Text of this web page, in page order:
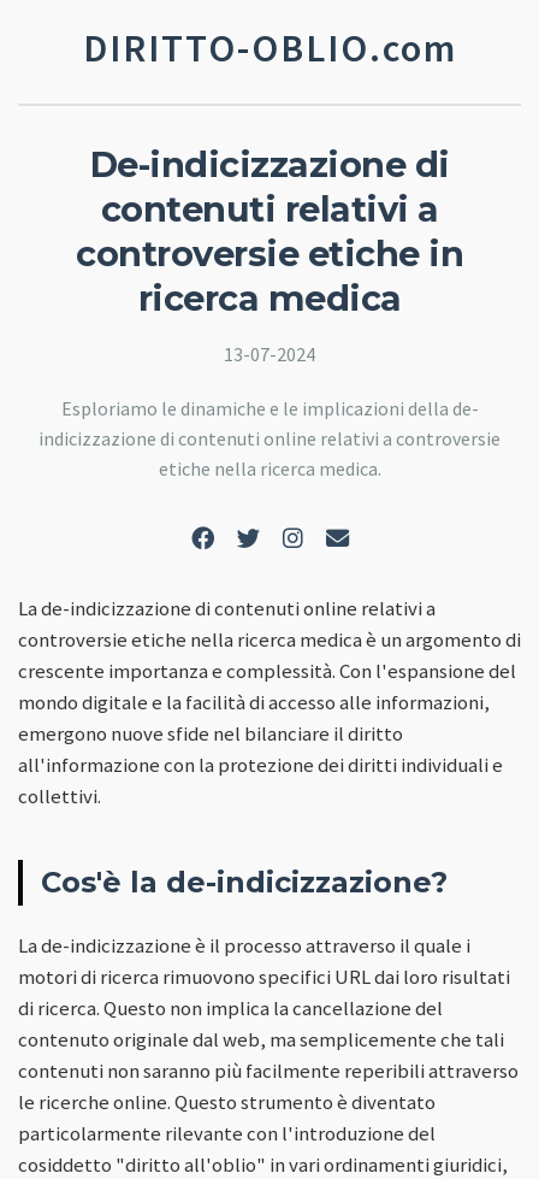
DIRITTO-OBLIO.com
De-indicizzazione di
contenuti relativi a
controversie etiche in
ricerca medica
13-07-2024
Esploriamo le dinamiche e le implicazioni della de-
indicizzazione di contenuti online relativi a controversie
etiche nella ricerca medica.
La de-indicizzazione di contenuti online relativi a
controversie etiche nella ricerca medica è un argomento di
crescente importanza e complessità. Con l'espansione del
mondo digitale e la facilità di accesso alle informazioni,
emergono nuove sfide nel bilanciare il diritto
all'informazione con la protezione dei diritti individuali e
collettivi.
Cos'è la de-indicizzazione?
La de-indicizzazione è il processo attraverso il quale i
motori di ricerca rimuovono specifici URL dai loro risultati
di ricerca. Questo non implica la cancellazione del
contenuto originale dal web, ma semplicemente che tali
contenuti non saranno più facilmente reperibili attraverso
le ricerche online. Questo strumento è diventato
particolarmente rilevante con l'introduzione del
cosiddetto "diritto all'oblio" in vari ordinamenti giuridici,